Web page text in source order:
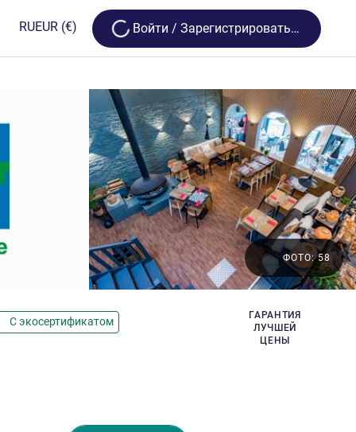
RUEUR (€) Loading...
Bойти / Зарегистрироваться
С экосертификатом
ГАРАНТИЯ
ЛУЧШЕЙ
ЦЕНЫ
ФОТО: 58